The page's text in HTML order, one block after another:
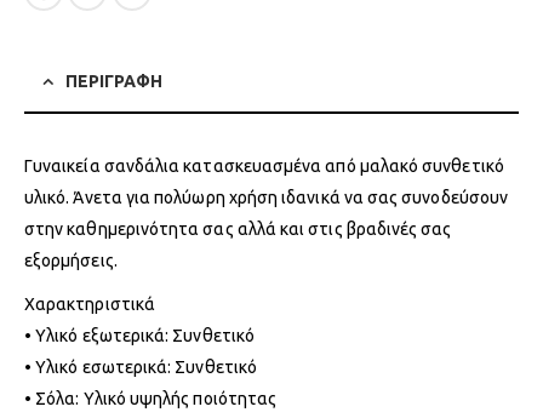
ΠΕΡΙΓΡΑΦΗ
Γυναικεία σανδάλια κατασκευασμένα από μαλακό συνθετικό
υλικό. Άνετα για πολύωρη χρήση ιδανικά να σας συνοδεύσουν
στην καθημερινότητα σας αλλά και στις βραδινές σας
εξορμήσεις.
Χαρακτηριστικά
• Υλικό εξωτερικά: Συνθετικό
• Υλικό εσωτερικά: Συνθετικό
• Σόλα: Υλικό υψηλής ποιότητας